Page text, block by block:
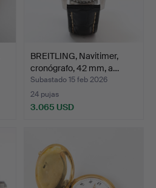
BREITLING, Navitimer,
cronógrafo, 42 mm, a…
Subastado 15 feb 2026
24 pujas
3.065 USD